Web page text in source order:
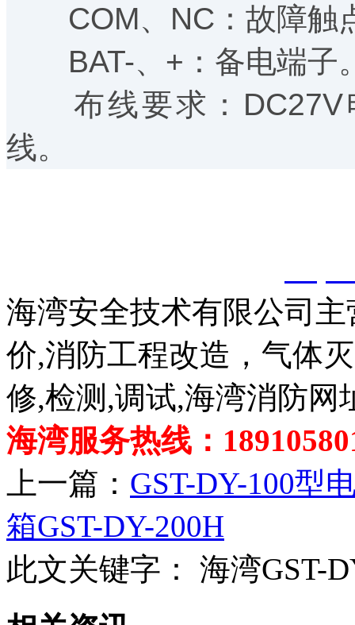
COM、NC：故障触
BAT-、+：备电端子
布线要求：DC27V
线。
海湾安全技术有限公司
价,消防工程改造，气体
修,检测,调试,海湾消防网
海湾服务热线：
上一篇： GST-DY-100型
箱GST-DY-200H
此文关键字：
海湾GST-